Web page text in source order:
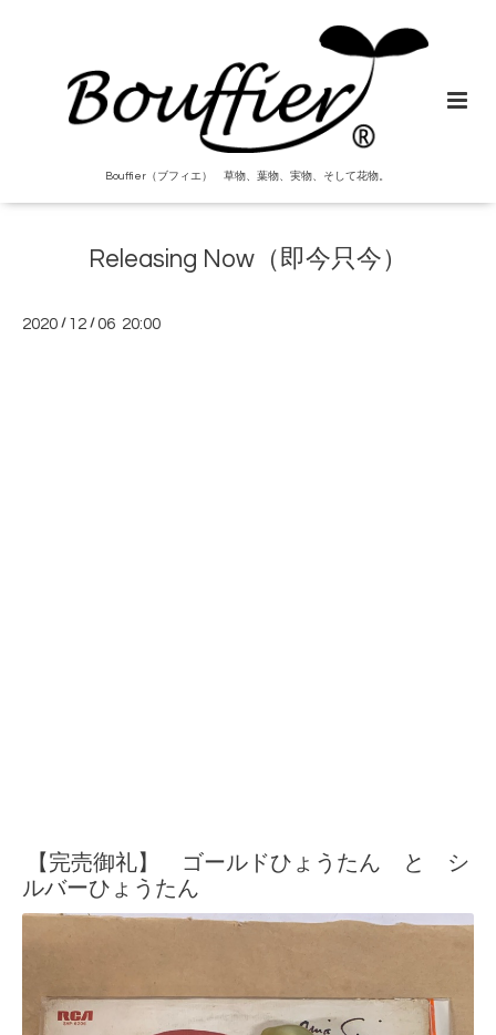
Bouffier（ブフィエ） 草物、葉物、実物、そして花物。
Releasing Now（即今只今）
2020 / 12 /06 20:00
【完売御礼】 ゴールドひょうたん と シ
ルバーひょうたん